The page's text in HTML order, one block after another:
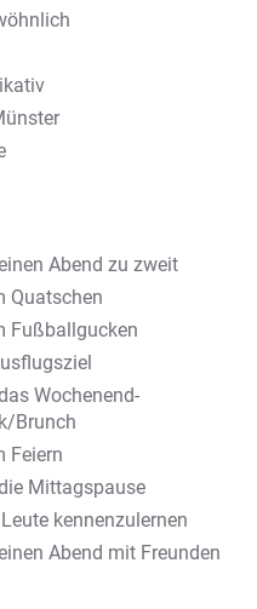
Abend zu zweit
Quatschen
Fußballgucken
Wochenend-
Brunch
Feiern
Mittagspause
kennenzulernen
Abend mit Freunden